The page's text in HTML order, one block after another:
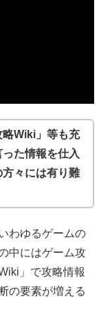
略Wiki」等も充
た情報を仕入
々には有り難
わゆるゲームの
中にはゲーム攻
」で攻略情報
の要素が増える